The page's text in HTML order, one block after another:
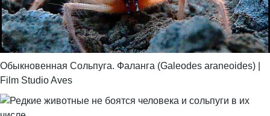
Обыкновенная Сольпуга. Фаланга (Galeodes araneoides) |
Film Studio Aves